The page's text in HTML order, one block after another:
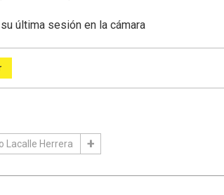
última sesión en la cámara
Lacalle Herrera